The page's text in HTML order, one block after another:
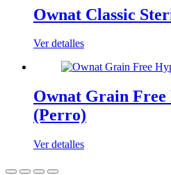
Ownat Classic
Ver detalles
Ownat Grain
(Perro)
Ver detalles